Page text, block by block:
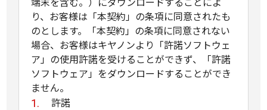
り、お客様は「本契約」の条項に同意されたも
のとします。「本契約」の条項に同意されない
場合、お客様はキヤノンより「許諾ソフトウェ
ア」の使用許諾を受けることができず、「許諾
ソフトウェア」をダウンロードすることができ
ません。
許諾